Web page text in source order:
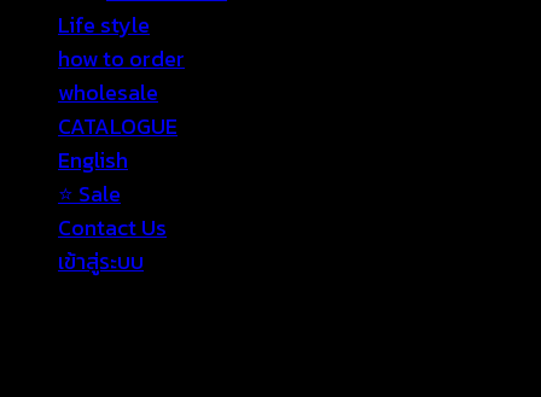
Life style
how to order
wholesale
CATALOGUE
English
⭐ Sale
Contact Us
เข้าสู่ระบบ